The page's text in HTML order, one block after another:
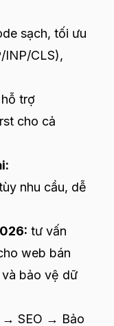
sạch, tối ưu
INP/CLS),
hỗ trợ
cho cả
nhu cầu, dễ
tư vấn
web bán
bảo vệ dữ
→ SEO → Bảo